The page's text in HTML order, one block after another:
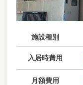
施設種別
入居時費用
月額費用